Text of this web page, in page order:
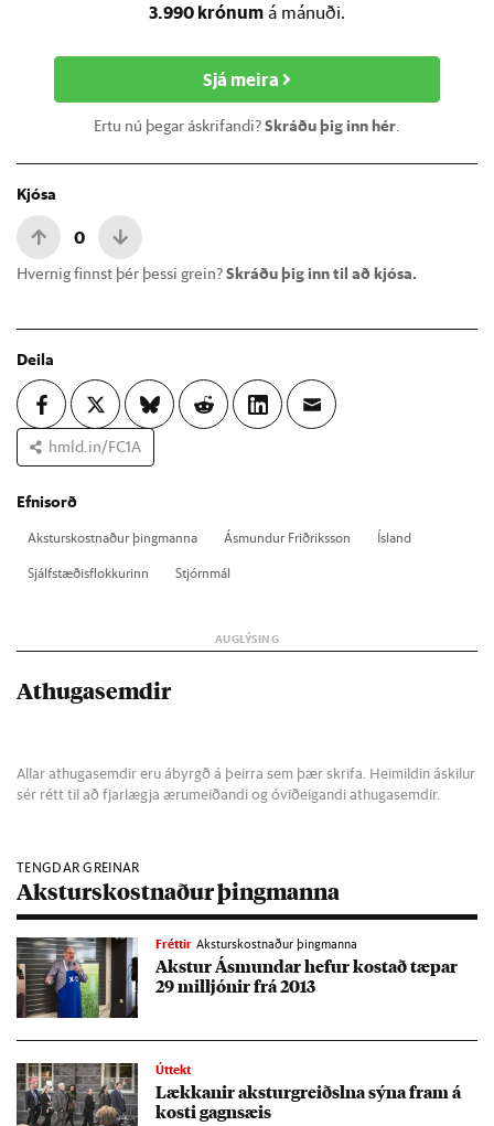
3.990 krónum á mánuði.
Sjá meira
Ertu nú þegar áskrifandi?Skráðu þig inn hér.
Kjósa
0
Hvernig finnst þér þessi grein?Skráðu þig inn til að kjósa.
Deila
hmld.in/FC1A
Efnisorð
Akst­urs­kostn­að­ur þing­manna Ásmund­ur Frið­riks­son
Ís­land
Sjálf­stæð­is­flokk­ur­inn
Stjórn­mál
Athugasemdir
Allar athugasemdir eru ábyrgð á þeirra sem þær skrifa. Heimildin áskilur
sér rétt til að fjarlægja ærumeiðandi og óviðeigandi athugasemdir.
TENGDAR GREINAR
Aksturskostnaður þingmanna
Fréttir Aksturskostnaður þingmanna
Akst­ur Ásmund­ar hef­ur kostað tæp­ar
29 millj­ón­ir frá 2013
Úttekt
Lækk­an­ir akst­ur­greiðslna sýna fram á
kosti gagn­sæ­is